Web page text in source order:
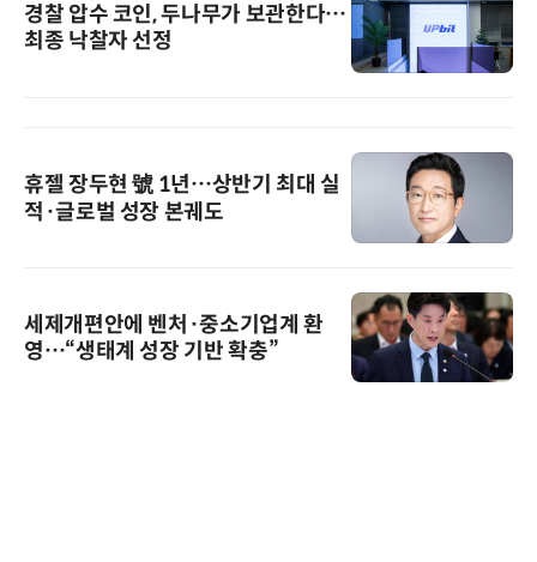
경찰 압수 코인, 두나무가 보관한다…
최종 낙찰자 선정
휴젤 장두현 號 1년…상반기 최대 실
적·글로벌 성장 본궤도
세제개편안에 벤처·중소기업계 환
영…“생태계 성장 기반 확충”